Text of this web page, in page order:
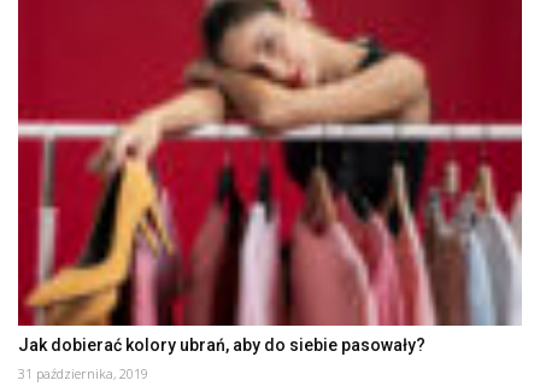
Jak dobierać kolory ubrań, aby do siebie pasowały?
31 października, 2019